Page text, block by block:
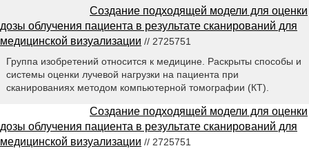
Создание подходящей модели для оценки
дозы облучения пациента в результате сканирований для
медицинской визуализации // 2725751
Группа изобретений относится к медицине. Раскрыты способы и
системы оценки лучевой нагрузки на пациента при
сканированиях методом компьютерной томографии (КТ).
Создание подходящей модели для оценки
дозы облучения пациента в результате сканирований для
медицинской визуализации // 2725751